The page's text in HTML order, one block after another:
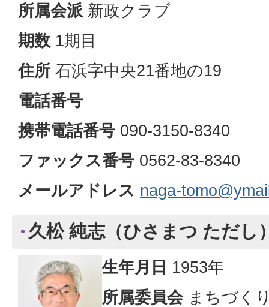
所属会派 新政クラブ
期数 1期目
住所 石浜字中央21番地の19
電話番号
携帯電話番号 090-3150-8340
ファックス番号 0562-83-8340
メールアドレス naga-
久松 純志（ひさまつ ただし
生年月日 1953年
所属委員会まちづく